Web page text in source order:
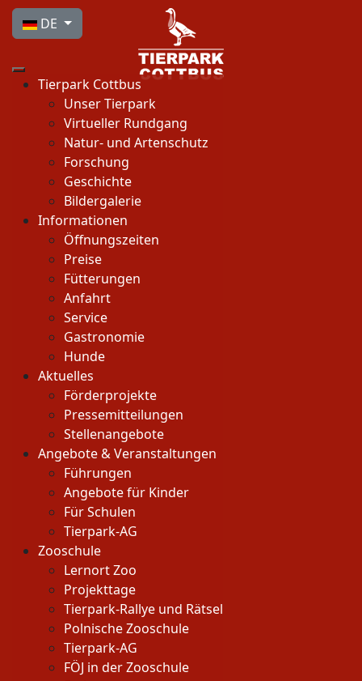
Sprache auswählen
DE
Tierpark Cottbus
Unser Tierpark
Virtueller Rundgang
Natur- und Artenschutz
Forschung
Geschichte
Bildergalerie
Informationen
Öffnungszeiten
Preise
Fütterungen
Anfahrt
Service
Gastronomie
Hunde
Aktuelles
Förderprojekte
Pressemitteilungen
Stellenangebote
Angebote & Veranstaltungen
Führungen
Angebote für Kinder
Für Schulen
Tierpark-AG
Zooschule
Lernort Zoo
Projekttage
Tierpark-Rallye und Rätsel
Polnische Zooschule
Tierpark-AG
FÖJ in der Zooschule